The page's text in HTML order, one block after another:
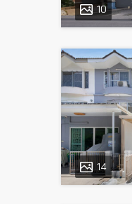
10
14